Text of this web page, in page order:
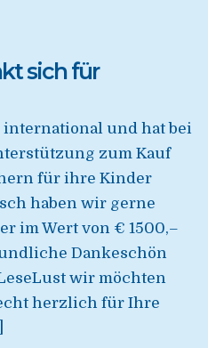
sich für
international und hat bei
zum Kauf
für ihre Kinder
haben wir gerne
im Wert von € 1500,–
Dankeschön
wir möchten
herzlich für Ihre